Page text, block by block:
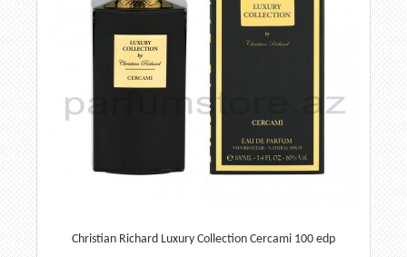
Christian Richard Luxury Collection Cercami 100 edp